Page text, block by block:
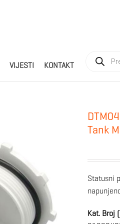
VIJESTI KONTAKT
Products
search
Tank
Statusni
Kat. Broj